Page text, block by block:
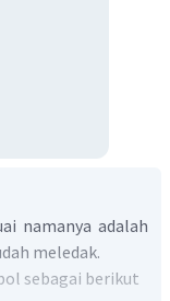
namanya adalah
meledak.
sebagai berikut